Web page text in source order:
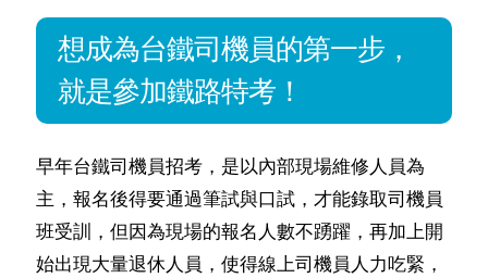
想成為台鐵司機員的第一步，
就是參加鐵路特考！
早年台鐵司機員招考，是以內部現場維修人員為
主，報名後得要通過筆試與口試，才能錄取司機員
班受訓，但因為現場的報名人數不踴躍，再加上開
始出現大量退休人員，使得線上司機員人力吃緊，